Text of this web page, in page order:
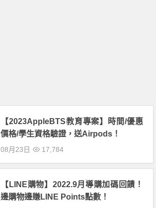
【2023AppleBTS教育專案】時間/優惠
價格/學生資格驗證，送Airpods！
08月23日 17,784
【LINE購物】2022.9月導購加碼回饋！
邊購物邊賺LINE Points點數！